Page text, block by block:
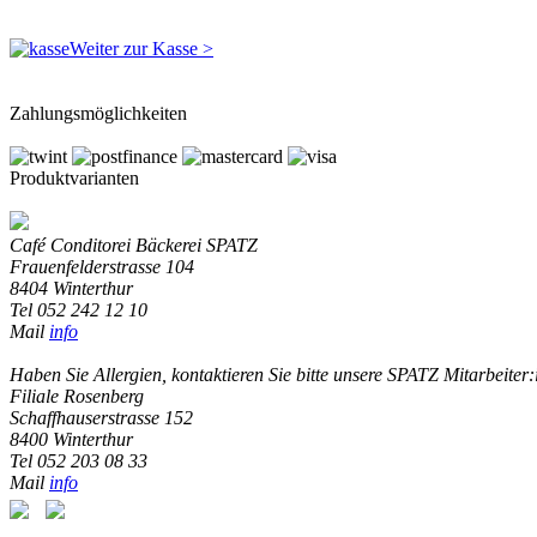
Weiter zur Kasse >
Zahlungsmöglichkeiten
Produktvarianten
Café Conditorei Bäckerei SPATZ
Frauenfelderstrasse 104
8404 Winterthur
Tel 052 242 12 10
Mail info
Haben Sie Allergien, kontaktieren Sie bitte unsere SPATZ
Filiale Rosenberg
Schaffhauserstrasse 152
8400 Winterthur
Tel 052 203 08 33
Mail info